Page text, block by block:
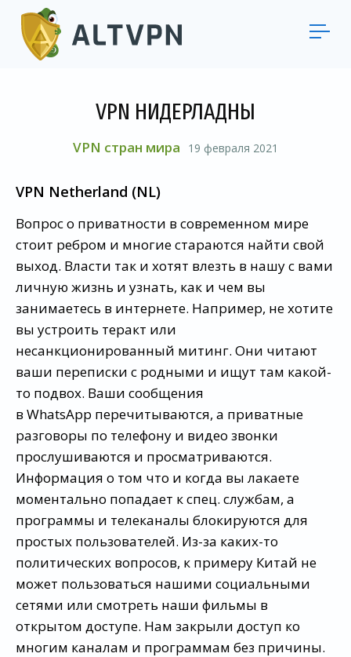
VPN НИДЕРЛАДНЫ
VPN стран мира 19 февраля 2021
VPN Netherland (NL)
Вопрос о приватности в современном мире
стоит ребром и многие стараются найти свой
выход. Власти так и хотят влезть в нашу с вами
личную жизнь и узнать, как и чем вы
занимаетесь в интернете. Например, не хотите
вы устроить теракт или
несанкционированный митинг. Они читают
ваши переписки с родными и ищут там какой-
то подвох. Ваши сообщения
в WhatsApp перечитываются, а приватные
разговоры по телефону и видео звонки
прослушиваются и просматриваются.
Информация о том что и когда вы лакаете
моментально попадает к спец. службам, а
программы и телеканалы блокируются для
простых пользователей. Из-за каких-то
политических вопросов, к примеру Китай не
может пользоваться нашими социальными
сетями или смотреть наши фильмы в
открытом доступе. Нам закрыли доступ ко
многим каналам и программам без причины.